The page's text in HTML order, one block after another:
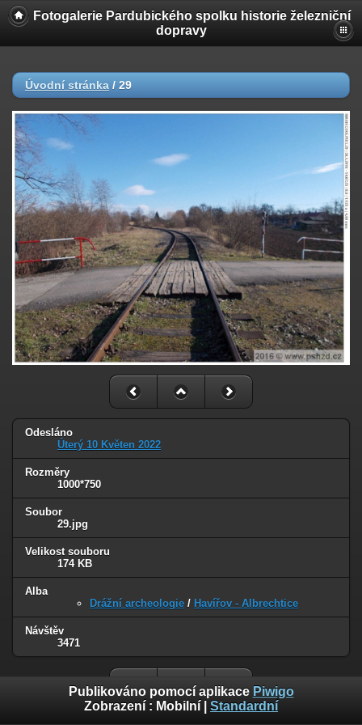
Fotogalerie Pardubického spolku historie železniční
dopravy
Úvodní stránka / 29
Odesláno
Úterý 10 Květen 2022
Rozměry
1000*750
Soubor
29.jpg
Velikost souboru
174 KB
Alba
Drážní archeologie / Havířov - Albrechtice
Návštěv
3471
Publikováno pomocí aplikace Piwigo
Zobrazení : Mobilní Standardní